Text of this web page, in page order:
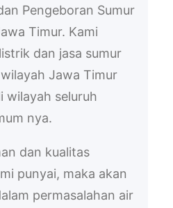
Pengeboran Sumur
Timur. Kami
dan jasa sumur
Jawa Timur
wilayah seluruh
nya.
dan kualitas
punyai, maka akan
permasalahan air